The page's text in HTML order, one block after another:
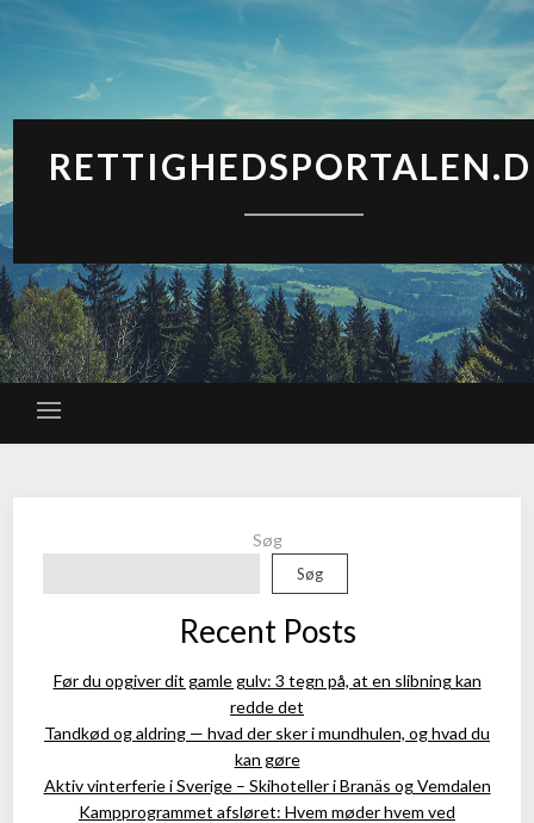
Søg
Søg
Recent Posts
Før du opgiver dit gamle gulv: 3 tegn på, at en slibning kan
redde det
Tandkød og aldring — hvad der sker i mundhulen, og hvad du
kan gøre
Aktiv vinterferie i Sverige – Skihoteller i Branäs og Vemdalen
Kampprogrammet afsløret: Hvem møder hvem ved